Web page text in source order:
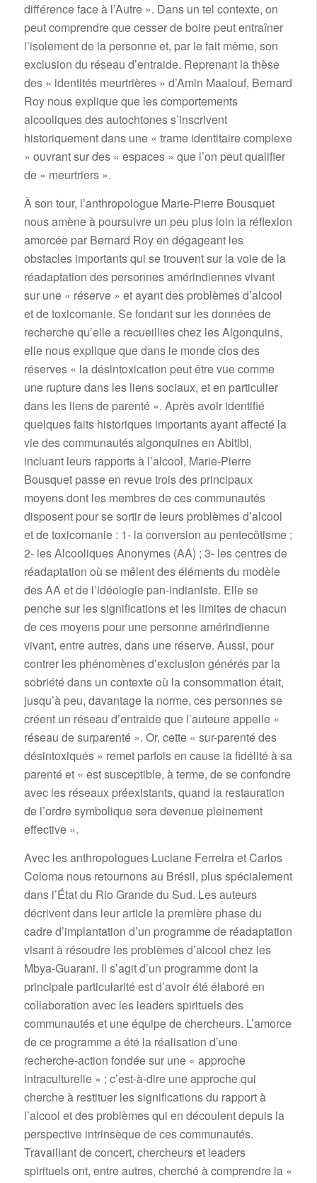
différence face à l’Autre ». Dans un tel contexte, on
peut comprendre que cesser de boire peut entraîner
l’isolement de la personne et, par le fait même, son
exclusion du réseau d’entraide. Reprenant la thèse
des « identités meurtrières » d’Amin Maalouf, Bernard
Roy nous explique que les comportements
alcooliques des autochtones s’inscrivent
historiquement dans une « trame identitaire complexe
» ouvrant sur des « espaces » que l’on peut qualifier
de « meurtriers ».
À son tour, l’anthropologue Marie-Pierre Bousquet
nous amène à poursuivre un peu plus loin la réflexion
amorcée par Bernard Roy en dégageant les
obstacles importants qui se trouvent sur la voie de la
réadaptation des personnes amérindiennes vivant
sur une « réserve » et ayant des problèmes d’alcool
et de toxicomanie. Se fondant sur les données de
recherche qu’elle a recueillies chez les Algonquins,
elle nous explique que dans le monde clos des
réserves « la désintoxication peut être vue comme
une rupture dans les liens sociaux, et en particulier
dans les liens de parenté ». Après avoir identifié
quelques faits historiques importants ayant affecté la
vie des communautés algonquines en Abitibi,
incluant leurs rapports à l’alcool, Marie-Pierre
Bousquet passe en revue trois des principaux
moyens dont les membres de ces communautés
disposent pour se sortir de leurs problèmes d’alcool
et de toxicomanie : 1- la conversion au pentecôtisme ;
2- les Alcooliques Anonymes (AA) ; 3- les centres de
réadaptation où se mêlent des éléments du modèle
des AA et de l’idéologie pan-indianiste. Elle se
penche sur les significations et les limites de chacun
de ces moyens pour une personne amérindienne
vivant, entre autres, dans une réserve. Aussi, pour
contrer les phénomènes d’exclusion générés par la
sobriété dans un contexte où la consommation était,
jusqu’à peu, davantage la norme, ces personnes se
créent un réseau d’entraide que l’auteure appelle «
réseau de surparenté ». Or, cette « sur-parenté des
désintoxiqués » remet parfois en cause la fidélité à sa
parenté et « est susceptible, à terme, de se confondre
avec les réseaux préexistants, quand la restauration
de l’ordre symbolique sera devenue pleinement
effective ».
Avec les anthropologues Luciane Ferreira et Carlos
Coloma nous retournons au Brésil, plus spécialement
dans l’État du Rio Grande du Sud. Les auteurs
décrivent dans leur article la première phase du
cadre d’implantation d’un programme de réadaptation
visant à résoudre les problèmes d’alcool chez les
Mbya-Guarani. Il s’agit d’un programme dont la
principale particularité est d’avoir été élaboré en
collaboration avec les leaders spirituels des
communautés et une équipe de chercheurs. L’amorce
de ce programme a été la réalisation d’une
recherche-action fondée sur une « approche
intraculturelle » ; c’est-à-dire une approche qui
cherche à restituer les significations du rapport à
l’alcool et des problèmes qui en découlent depuis la
perspective intrinsèque de ces communautés.
Travaillant de concert, chercheurs et leaders
spirituels ont, entre autres, cherché à comprendre la «